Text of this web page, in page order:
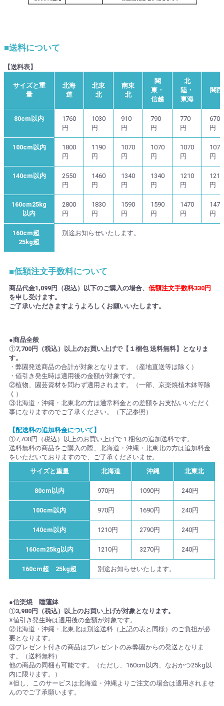
■送料について
【送料表】
サイズと重
量
北海
道
北東
北
南東
北
関
東・
信越
北
陸・
東海
関西
80cm以内
1760
円
1030
円
910
円
790
円
770
円
670
円
100cm以内
1800
円
1190
円
1070
円
1070
円
1070
円
1070
円
140cm以内
2550
円
1460
円
1340
円
1340
円
1210
円
1210
円
160cm25kg
以内
2800
円
1830
円
1590
円
1590
円
1470
円
1470
円
160cm超
25kg超
別途お知らせいたします。
■低額注文手数料について
商品代金1,099円（税込）以下のご購入の場合、 低額注文手数料330円
を申し受けます。
ご了承いただきますようよろしくお願いいたします。
●商品全般
①7,700円（税込）以上のお買い上げで【１梱包 送料無料】となりま
す。
・弊園発送商品の合計が対象となります。（産地直送等は除く）
・値引き発生時は適用後の金額が対象です。
②植物、園芸資材を問わず適用されます。（一部、京楽焼植木鉢等除
く）
③北海道・沖縄・北東北の方は通常料金との差額をお支払いいただく
事になりますのでご了承ください。（下記参照）
【配送料の追加料金について】
①7,700円（税込）以上のお買い上げで１梱包の追加送料です。
送料無料の商品をご購入の際、北海道・沖縄・北東北の方は追加料金
をいただいておりますので、ご了承くださいませ。
サイズと重量
北海道 沖縄 北東北
80cm以内 970円 1090円 240円
100cm以内 970円 1690円 240円
140cm以内 1210円 2790円 240円
160cm25kg以内 1210円 3270円 240円
160cm超 25kg超 別途お知らせいたします。
●信楽焼 睡蓮鉢
①3,980円（税込）以上のお買い上げが対象となります。
※値引き発生時は適用後の金額が対象です。
②北海道・沖縄・北東北は別途送料（上記の表と同様）のご負担が必
要となります。
③プレゼント付きの商品はプレゼントのみ弊園からの発送となりま
す。（送料無料）
他の商品の同梱も可能です。（ただし、160cm以内、なおかつ25kg以
内に限ります。）
※但し、このサービスは北海道・沖縄よりご注文の場合は適用されませ
んのでご了承願います。